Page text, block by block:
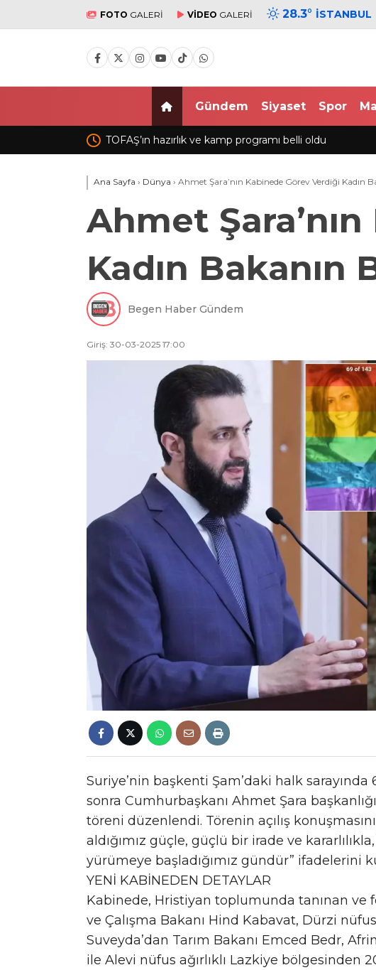
FOTO GALERİ VİDEO GALERİ 28.3° İSTANBUL
Gündem Siyaset Spor
İzmir’de otomobil dönerciye daldı;
Ana Sayfa › Dünya › Ahmet Şara’nın Kabinede Görev Verdiği Kadın
Ahmet
Kadın
Begen Haber Gündem
Giriş: 30-03-2025 17:00
Suriye’nin başkenti Şam’daki halk sarayında
sonra Cumhurbaşkanı Ahmet Şara
töreni düzenlendi. Törenin açılış
aldığımız güçle, güçlü bir irade ve
yürümeye başladığımız gündür” ifadelerini
YENİ KABİNEDEN DETAYLAR
Kabinede, Hristiyan toplumunda tanınan
ve Çalışma Bakanı Hind Kabavat, Dürzi
Suveyda’dan Tarım Bakanı Emced Bedr,
ile Alevi nüfus ağırlıklı Lazkiye bölgesinden